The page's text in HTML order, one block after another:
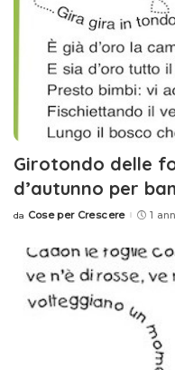
Girotondo delle
d’autunno per
Posted
da Cose per Crescere 1